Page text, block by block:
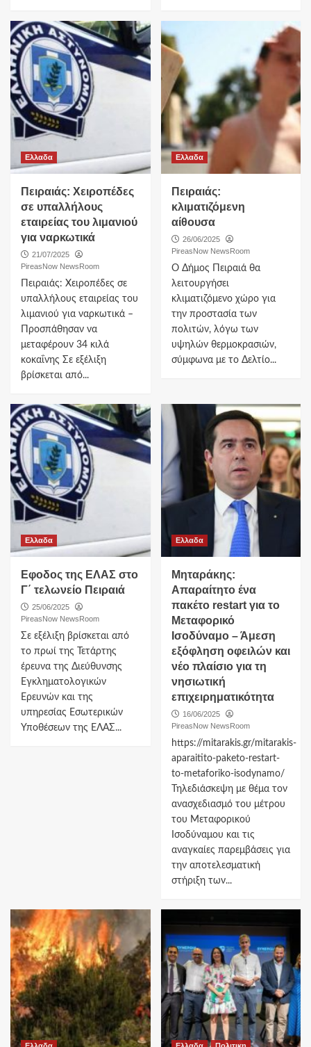
Ελλαδα
Πειραιάς: Χειροπέδες
σε υπαλλήλους
εταιρείας του λιμανιού
για ναρκωτικά
21/07/2025
PireasNow NewsRoom
Πειραιάς: Χειροπέδες σε
υπαλλήλους εταιρείας του
λιμανιού για ναρκωτικά –
Προσπάθησαν να
μεταφέρουν 34 κιλά
κοκαΐνης Σε εξέλιξη
βρίσκεται από...
Ελλαδα
Πειραιάς:
κλιματιζόμενη
αίθουσα
26/06/2025
PireasNow NewsRoom
Ο Δήμος Πειραιά θα
λειτουργήσει
κλιματιζόμενο χώρο για
την προστασία των
πολιτών, λόγω των
υψηλών θερμοκρασιών,
σύμφωνα με το Δελτίο...
Ελλαδα
Εφοδος της ΕΛΑΣ στο
Γ΄ τελωνείο Πειραιά
25/06/2025
PireasNow NewsRoom
Σε εξέλιξη βρίσκεται από
το πρωί της Τετάρτης
έρευνα της Διεύθυνσης
Εγκληματολογικών
Ερευνών και της
υπηρεσίας Εσωτερικών
Υποθέσεων της ΕΛΑΣ...
Ελλαδα
Μηταράκης:
Απαραίτητο ένα
πακέτο restart για το
Μεταφορικό
Ισοδύναμο – Άμεση
εξόφληση οφειλών και
νέο πλαίσιο για τη
νησιωτική
επιχειρηματικότητα
16/06/2025
PireasNow NewsRoom
https://mitarakis.gr/mitarakis-
aparaitito-paketo-restart-
to-metaforiko-isodynamo/
Τηλεδιάσκεψη με θέμα τον
ανασχεδιασμό του μέτρου
του Μεταφορικού
Ισοδύναμου και τις
αναγκαίες παρεμβάσεις για
την αποτελεσματική
στήριξη των...